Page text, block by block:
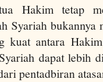
Hakim tetap
Syariah bukannya
kuat antara
dapat lebih
pentadbiran